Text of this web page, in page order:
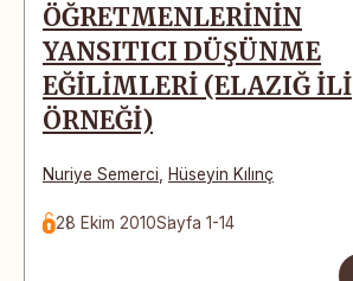
ÖĞRETMENLERİNİN
YANSITICI DÜŞÜNME
EĞİLİMLERİ (ELAZIĞ İLİ
ÖRNEĞİ)
Nuriye Semerci Hüseyin Kılınç
28 Ekim 2010Sayfa 1-14